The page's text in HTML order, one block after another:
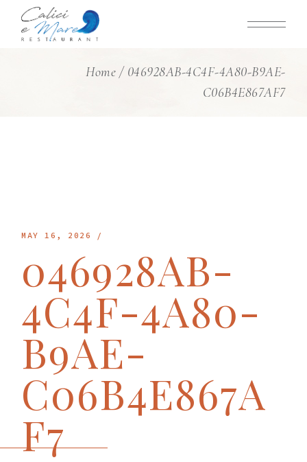
content
Home
046928AB-4C4F-4A80-B9AE-
C06B4E867AF7
MAY 16, 2026
046928AB-
4C4F-4A80-
B9AE-
C06B4E867A
F7